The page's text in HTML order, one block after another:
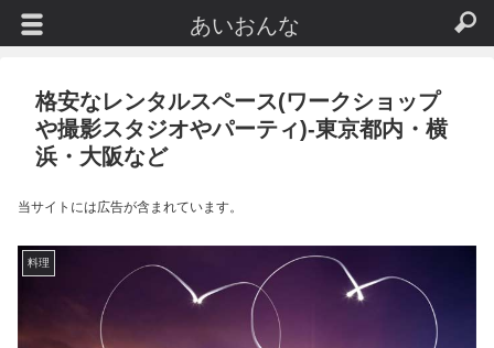
格安なレンタルスペース(ワークショップ
や撮影スタジオやパーティ)-東京都内・横
浜・大阪など
当サイトには広告が含まれています。
料理
あいおんな